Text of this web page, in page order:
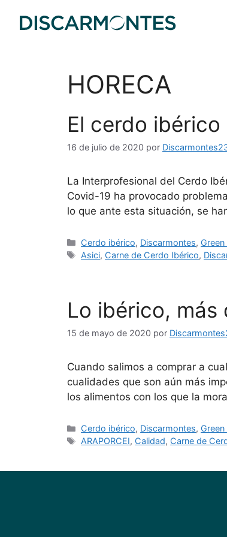
HORECA
El cerdo
16 de julio de 2020 por
La Interprofesional del Cerdo
Covid-19 ha provocado
lo que ante esta situación, se
Cerdo ibérico, Discarmontes, Green
Asici, Carne de Cerdo Ibérico,
Lo ibérico, más
15 de mayo de 2020 por
Cuando salimos a comprar a
cualidades que son aún más
los alimentos con los que la
Cerdo ibérico, Discarmontes, Green
ARAPORCEI, Calidad, Carne de